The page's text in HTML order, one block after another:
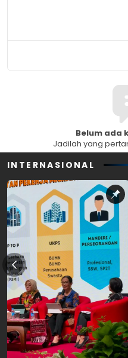
Belum ada
Jadilah yang
INTERNASIONAL